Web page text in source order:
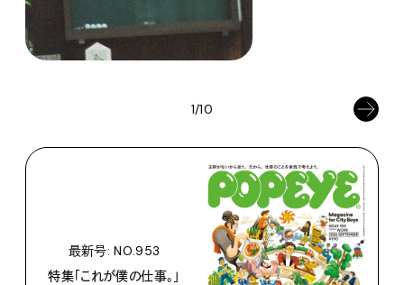
1/10
最新号: NO.953
特集「これが僕の仕事。」